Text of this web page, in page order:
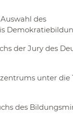
des
der Jury des
unter die
des